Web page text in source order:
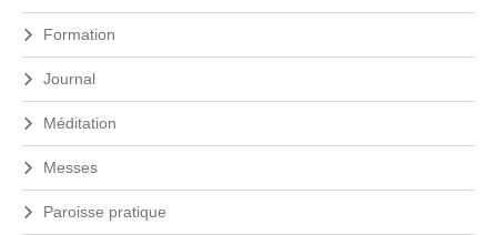
Formation
Journal
Méditation
Messes
Paroisse pratique